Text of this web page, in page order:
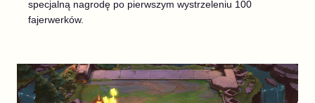
specjalną nagrodę po pierwszym wystrzeleniu 100
fajerwerków.